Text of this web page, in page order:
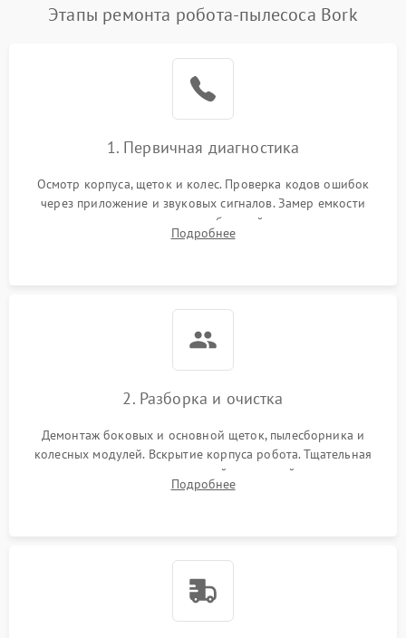
Этапы ремонта робота-пылесоса Bork
1. Первичная диагностика
Осмотр корпуса, щеток и колес. Проверка кодов ошибок
через приложение и звуковых сигналов. Замер емкости
аккумулятора и тестирование базовой станции зарядки.
Оценка работы лидара, бампера и датчиков падения для
Подробнее
2. Разборка и очистка
Демонтаж боковых и основной щеток, пылесборника и
колесных модулей. Вскрытие корпуса робота. Тщательная
очистка внутренних полостей, шестерней и плат от
скопившейся пыли, волос и шерсти животных с
Подробнее